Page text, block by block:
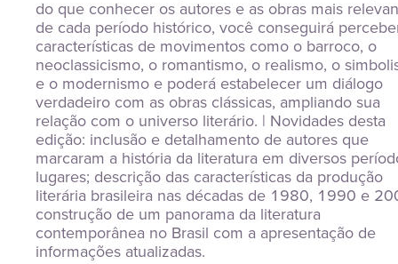
do que conhecer os autores e as obras mais
de cada período histórico, você conseguirá
características de movimentos como o barroco, o
neoclassicismo, o romantismo, o realismo, o
e o modernismo e poderá estabelecer um diálogo
verdadeiro com as obras clássicas, ampliando sua
relação com o universo literário. | Novidades desta
edição: inclusão e detalhamento de autores que
marcaram a história da literatura em diversos
lugares; descrição das características da produção
literária brasileira nas décadas de 1980, 1990 e
construção de um panorama da literatura
contemporânea no Brasil com a apresentação de
informações atualizadas.